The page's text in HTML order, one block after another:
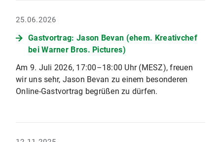
25.06.2026
Gastvortrag: Jason Bevan (ehem. Kreativchef
bei Warner Bros. Pictures)
Am 9. Juli 2026, 17:00–18:00 Uhr (MESZ), freuen
wir uns sehr, Jason Bevan zu einem besonderen
Online-Gastvortrag begrüßen zu dürfen.